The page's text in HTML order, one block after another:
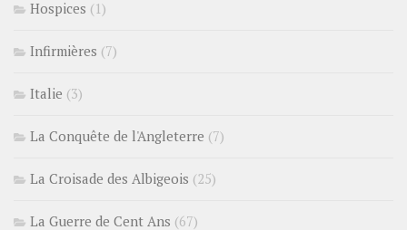
Hospices (1)
Infirmières (7)
Italie (3)
La Conquête de l'Angleterre (7)
La Croisade des Albigeois (25)
La Guerre de Cent Ans (67)